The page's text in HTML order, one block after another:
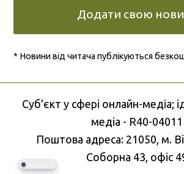
Додати свою
* Новини від читача публікуються
Cуб'єкт у сфері онлайн-медіа;
медіа - R40-04011
Поштова адреса: 21050, м.
Соборна 43, офіс